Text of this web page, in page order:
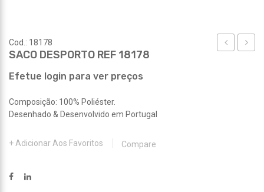
Cod.: 18178
SACO DESPORTO REF 18178
Efetue login para ver preços
Composição: 100% Poliéster.
Desenhado & Desenvolvido em Portugal
Adicionar Aos Favoritos Compare